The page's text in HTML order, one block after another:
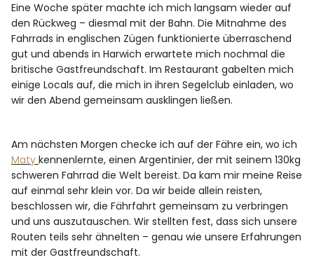
Eine Woche später machte ich mich langsam wieder auf
den Rückweg – diesmal mit der Bahn. Die Mitnahme des
Fahrrads in englischen Zügen funktionierte überraschend
gut und abends in Harwich erwartete mich nochmal die
britische Gastfreundschaft. Im Restaurant gabelten mich
einige Locals auf, die mich in ihren Segelclub einladen, wo
wir den Abend gemeinsam ausklingen ließen.
Am nächsten Morgen checke ich auf der Fähre ein, wo ich
Maty kennenlernte, einen Argentinier, der mit seinem 130kg
schweren Fahrrad die Welt bereist. Da kam mir meine Reise
auf einmal sehr klein vor. Da wir beide allein reisten,
beschlossen wir, die Fährfahrt gemeinsam zu verbringen
und uns auszutauschen. Wir stellten fest, dass sich unsere
Routen teils sehr ähnelten – genau wie unsere Erfahrungen
mit der Gastfreundschaft.